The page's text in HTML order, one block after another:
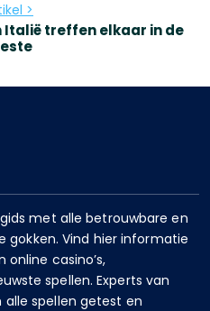
>
Italië treffen elkaar in de
met alle betrouwbare en
gokken. Vind hier informatie
casino’s,
spellen. Experts van
alle spellen getest en